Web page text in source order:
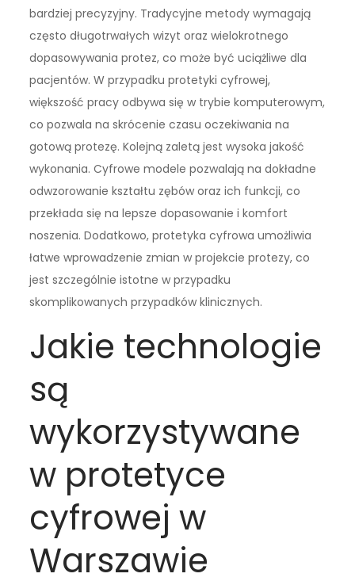
bardziej precyzyjny. Tradycyjne metody wymagają
często długotrwałych wizyt oraz wielokrotnego
dopasowywania protez, co może być uciążliwe dla
pacjentów. W przypadku protetyki cyfrowej,
większość pracy odbywa się w trybie komputerowym,
co pozwala na skrócenie czasu oczekiwania na
gotową protezę. Kolejną zaletą jest wysoka jakość
wykonania. Cyfrowe modele pozwalają na dokładne
odwzorowanie kształtu zębów oraz ich funkcji, co
przekłada się na lepsze dopasowanie i komfort
noszenia. Dodatkowo, protetyka cyfrowa umożliwia
łatwe wprowadzenie zmian w projekcie protezy, co
jest szczególnie istotne w przypadku
skomplikowanych przypadków klinicznych.
Jakie technologie
są
wykorzystywane
w protetyce
cyfrowej w
Warszawie